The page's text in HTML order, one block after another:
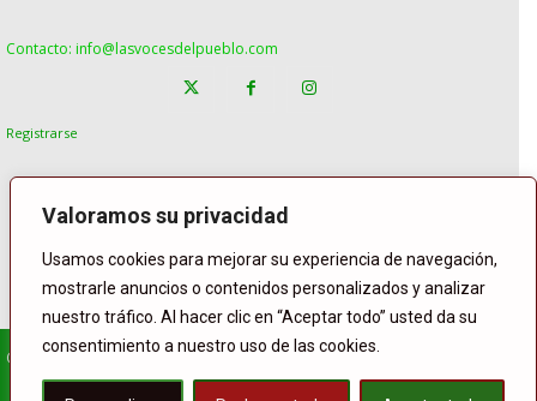
Valoramos su privacidad
Usamos cookies para mejorar su experiencia de navegación,
mostrarle anuncios o contenidos personalizados y analizar
nuestro tráfico. Al hacer clic en “Aceptar todo” usted da su
consentimiento a nuestro uso de las cookies.
Contacto: info@lasvocesdelpueblo.com
Registrarse
© Copyright Lasvocesdelpueblo